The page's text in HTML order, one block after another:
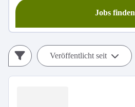
Jobs finden
Veröffentlicht seit